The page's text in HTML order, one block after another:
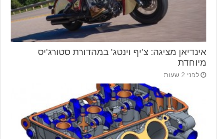
אינדיאן מציגה: צ'יף וינטג' במהדורת סטורג'יס
מיוחדת
לפני 2 שעות